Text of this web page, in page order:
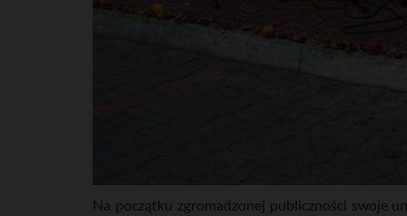
Na początku zgromadzonej publiczności swoje